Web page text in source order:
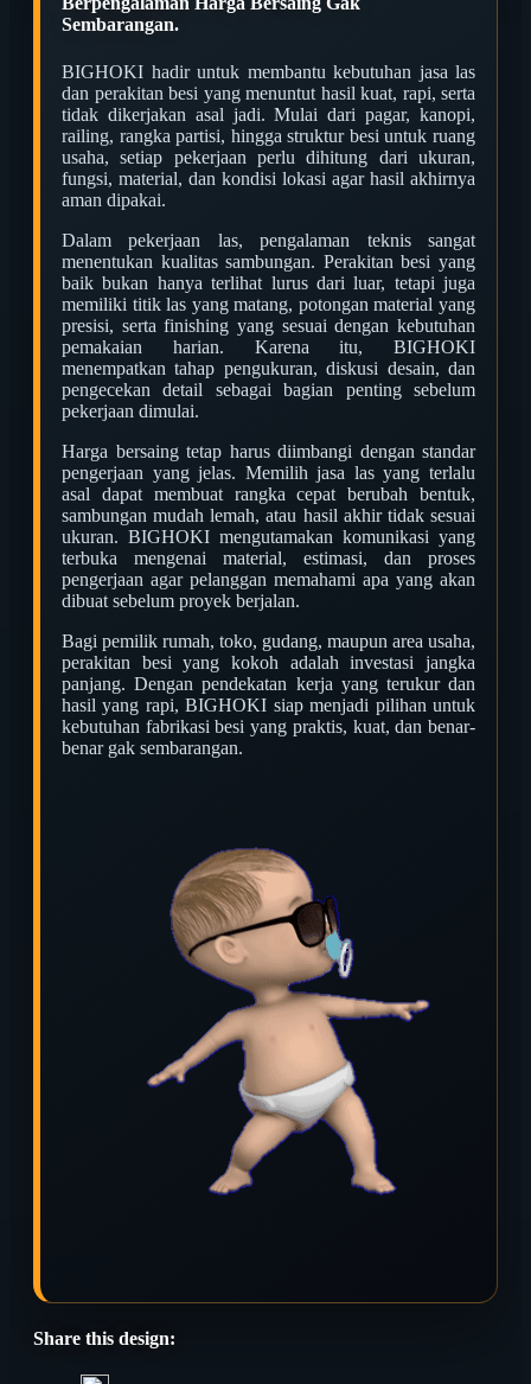
Sembarangan.
BIGHOKI hadir untuk membantu kebutuhan jasa las
dan perakitan besi yang menuntut hasil kuat, rapi, serta
tidak dikerjakan asal jadi. Mulai dari pagar, kanopi,
railing, rangka partisi, hingga struktur besi untuk ruang
usaha, setiap pekerjaan perlu dihitung dari ukuran,
fungsi, material, dan kondisi lokasi agar hasil akhirnya
aman dipakai.
Dalam pekerjaan las, pengalaman teknis sangat
menentukan kualitas sambungan. Perakitan besi yang
baik bukan hanya terlihat lurus dari luar, tetapi juga
memiliki titik las yang matang, potongan material yang
presisi, serta finishing yang sesuai dengan kebutuhan
pemakaian harian. Karena itu, BIGHOKI
menempatkan tahap pengukuran, diskusi desain, dan
pengecekan detail sebagai bagian penting sebelum
pekerjaan dimulai.
Harga bersaing tetap harus diimbangi dengan standar
pengerjaan yang jelas. Memilih jasa las yang terlalu
asal dapat membuat rangka cepat berubah bentuk,
sambungan mudah lemah, atau hasil akhir tidak sesuai
ukuran. BIGHOKI mengutamakan komunikasi yang
terbuka mengenai material, estimasi, dan proses
pengerjaan agar pelanggan memahami apa yang akan
dibuat sebelum proyek berjalan.
Bagi pemilik rumah, toko, gudang, maupun area usaha,
perakitan besi yang kokoh adalah investasi jangka
panjang. Dengan pendekatan kerja yang terukur dan
hasil yang rapi, BIGHOKI siap menjadi pilihan untuk
kebutuhan fabrikasi besi yang praktis, kuat, dan benar-
benar gak sembarangan.
Share this design: